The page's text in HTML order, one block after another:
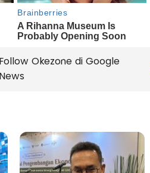
Follow Okezone di Google
News